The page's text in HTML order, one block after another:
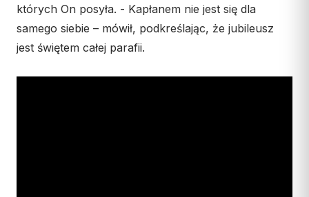
KONTAKT
Dane kurii
Msze święte online
których On posyła. - Kapłanem nie jest się dla
samego siebie – mówił, podkreślając, że jubileusz
jest świętem całej parafii.